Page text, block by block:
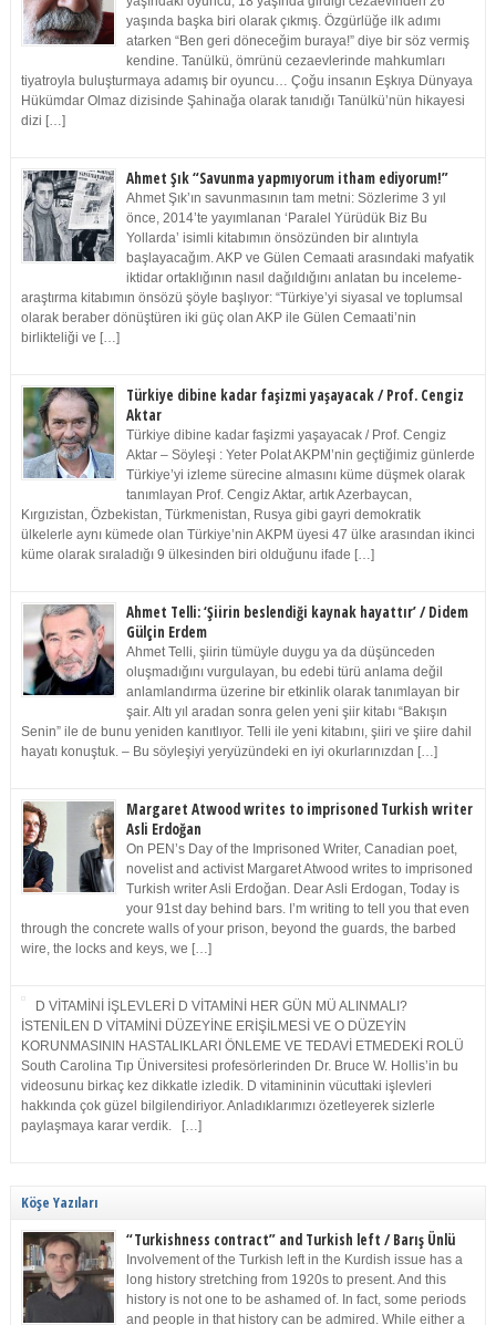
yaşında başka biri olarak çıkmış. Özgürlüğe ilk adımı
atarken “Ben geri döneceğim buraya!” diye bir söz vermiş
kendine. Tanülkü, ömrünü cezaevlerinde mahkumları
tiyatroyla buluşturmaya adamış bir oyuncu… Çoğu insanın Eşkıya Dünyaya
Hükümdar Olmaz dizisinde Şahinağa olarak tanıdığı Tanülkü’nün hikayesi
dizi […]
Ahmet Şık “Savunma yapmıyorum itham ediyorum!”
Ahmet Şık’ın savunmasının tam metni: Sözlerime 3 yıl
önce, 2014’te yayımlanan ‘Paralel Yürüdük Biz Bu
Yollarda’ isimli kitabımın önsözünden bir alıntıyla
başlayacağım. AKP ve Gülen Cemaati arasındaki mafyatik
iktidar ortaklığının nasıl dağıldığını anlatan bu inceleme-
araştırma kitabımın önsözü şöyle başlıyor: “Türkiye’yi siyasal ve toplumsal
olarak beraber dönüştüren iki güç olan AKP ile Gülen Cemaati’nin
birlikteliği ve […]
Türkiye dibine kadar faşizmi yaşayacak / Prof. Cengiz
Aktar
Türkiye dibine kadar faşizmi yaşayacak / Prof. Cengiz
Aktar – Söyleşi : Yeter Polat AKPM’nin geçtiğimiz günlerde
Türkiye’yi izleme sürecine almasını küme düşmek olarak
tanımlayan Prof. Cengiz Aktar, artık Azerbaycan,
Kırgızistan, Özbekistan, Türkmenistan, Rusya gibi gayri demokratik
ülkelerle aynı kümede olan Türkiye’nin AKPM üyesi 47 ülke arasından ikinci
küme olarak sıraladığı 9 ülkesinden biri olduğunu ifade […]
Ahmet Telli: ‘Şiirin beslendiği kaynak hayattır’ / Didem
Gülçin Erdem
Ahmet Telli, şiirin tümüyle duygu ya da düşünceden
oluşmadığını vurgulayan, bu edebi türü anlama değil
anlamlandırma üzerine bir etkinlik olarak tanımlayan bir
şair. Altı yıl aradan sonra gelen yeni şiir kitabı “Bakışın
Senin” ile de bunu yeniden kanıtlıyor. Telli ile yeni kitabını, şiiri ve şiire dahil
hayatı konuştuk. – Bu söyleşiyi yeryüzündeki en iyi okurlarınızdan […]
Margaret Atwood writes to imprisoned Turkish writer
Asli Erdoğan
On PEN’s Day of the Imprisoned Writer, Canadian poet,
novelist and activist Margaret Atwood writes to imprisoned
Turkish writer Asli Erdoğan. Dear Asli Erdogan, Today is
your 91st day behind bars. I’m writing to tell you that even
through the concrete walls of your prison, beyond the guards, the barbed
wire, the locks and keys, we […]
D VİTAMİNİ İŞLEVLERİ D VİTAMİNİ HER GÜN MÜ ALINMALI?
İSTENİLEN D VİTAMİNİ DÜZEYİNE ERİŞİLMESİ VE O DÜZEYİN
KORUNMASININ HASTALIKLARI ÖNLEME VE TEDAVİ ETMEDEKİ ROLÜ
South Carolina Tıp Üniversitesi profesörlerinden Dr. Bruce W. Hollis’in bu
videosunu birkaç kez dikkatle izledik. D vitamininin vücuttaki işlevleri
hakkında çok güzel bilgilendiriyor. Anladıklarımızı özetleyerek sizlerle
paylaşmaya karar verdik. […]
Köşe Yazıları
“Turkishness contract” and Turkish left / Barış Ünlü
Involvement of the Turkish left in the Kurdish issue has a
long history stretching from 1920s to present. And this
history is not one to be ashamed of. In fact, some periods
and people in that history can be admired. While either a